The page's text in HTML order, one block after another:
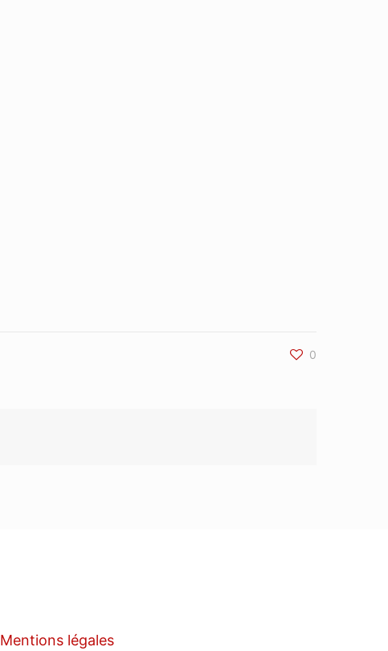
0
Mentions légales